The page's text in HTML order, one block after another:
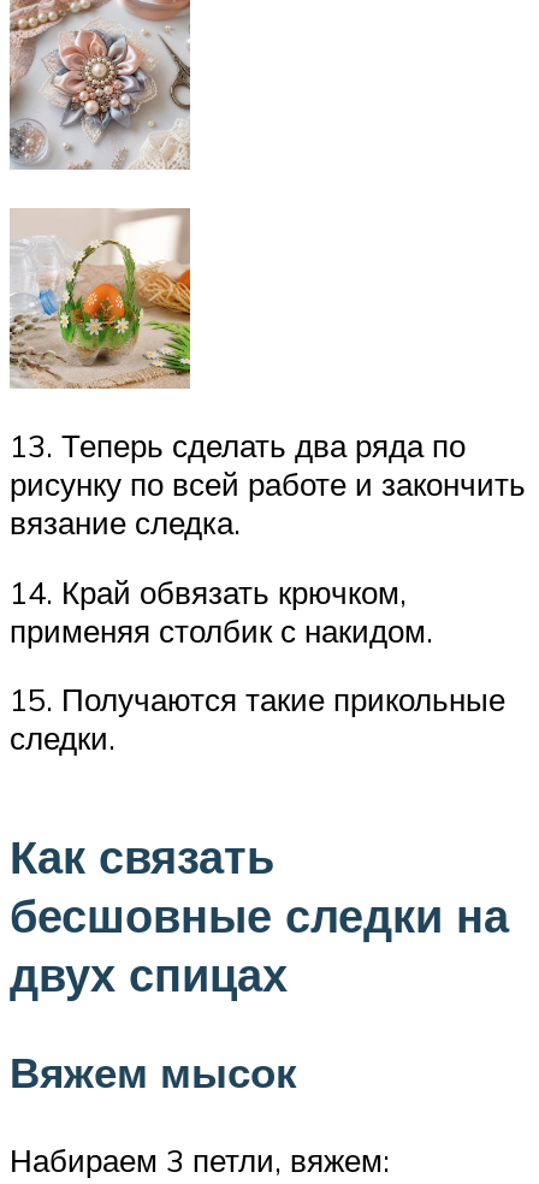
13. Теперь сделать два ряда по
рисунку по всей работе и закончить
вязание следка.
14. Край обвязать крючком,
применяя столбик с накидом.
15. Получаются такие прикольные
следки.
Как связать
бесшовные следки на
двух спицах
Вяжем мысок
Набираем 3 петли, вяжем: